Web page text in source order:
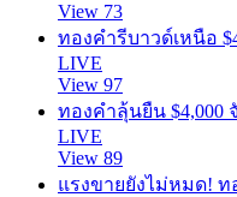
View 73
ทองคำรีบาวด์เหนือ
LIVE
View 97
ทองคำลุ้นยืน $4,000
LIVE
View 89
แรงขายยังไม่หมด! ท